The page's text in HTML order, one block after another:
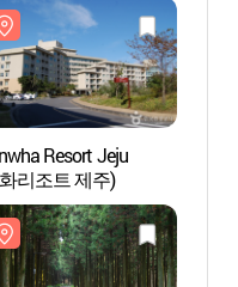
Resort Jeju
리조트 제주)